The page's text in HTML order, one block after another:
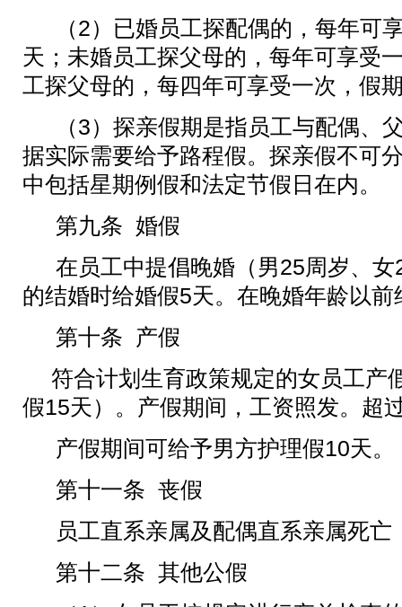
（2）已婚员工探配偶的，每年可
天；未婚员工探父母的，每年可享受
工探父母的，每四年可享受一次，假
（3）探亲假期是指员工与配偶、
据实际需要给予路程假。探亲假不可
中包括星期例假和法定节假日在内。
第九条 婚假
在员工中提倡晚婚（男25周岁、女
的结婚时给婚假5天。在晚婚年龄以
第十条 产假
符合计划生育政策规定的女员工产
假15天）。 产假期间，工资照发。超
产假期间可给予男方护理假10天。
第十一条 丧假
员工直系亲属及配偶直系亲属死亡
第十二条 其他公假